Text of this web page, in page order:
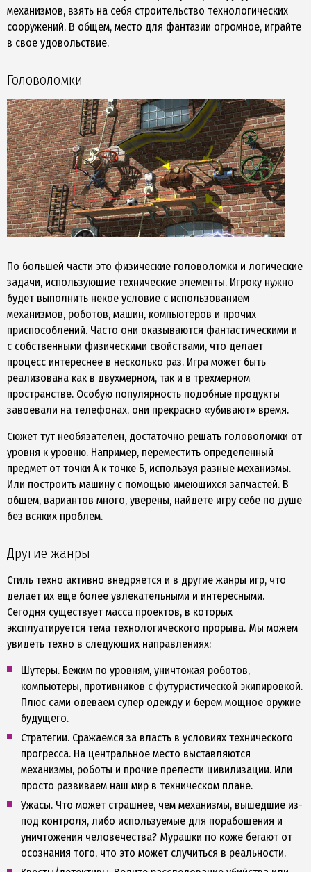
механизмов, взять на себя строительство технологических
сооружений. В общем, место для фантазии огромное, играйте
в свое удовольствие.
Головоломки
По большей части это физические головоломки и логические
задачи, использующие технические элементы. Игроку нужно
будет выполнить некое условие с использованием
механизмов, роботов, машин, компьютеров и прочих
приспособлений. Часто они оказываются фантастическими и
с собственными физическими свойствами, что делает
процесс интереснее в несколько раз. Игра может быть
реализована как в двухмерном, так и в трехмерном
пространстве. Особую популярность подобные продукты
завоевали на телефонах, они прекрасно «убивают» время.
Сюжет тут необязателен, достаточно решать головоломки от
уровня к уровню. Например, переместить определенный
предмет от точки А к точке Б, используя разные механизмы.
Или построить машину с помощью имеющихся запчастей. В
общем, вариантов много, уверены, найдете игру себе по душе
без всяких проблем.
Другие жанры
Стиль техно активно внедряется и в другие жанры игр, что
делает их еще более увлекательными и интересными.
Сегодня существует масса проектов, в которых
эксплуатируется тема технологического прорыва. Мы можем
увидеть техно в следующих направлениях:
Шутеры. Бежим по уровням, уничтожая роботов,
компьютеры, противников с футуристической экипировкой.
Плюс сами одеваем супер одежду и берем мощное оружие
будущего.
Стратегии. Сражаемся за власть в условиях технического
прогресса. На центральное место выставляются
механизмы, роботы и прочие прелести цивилизации. Или
просто развиваем наш мир в техническом плане.
Ужасы. Что может страшнее, чем механизмы, вышедшие из-
под контроля, либо используемые для порабощения и
уничтожения человечества? Мурашки по коже бегают от
осознания того, что это может случиться в реальности.